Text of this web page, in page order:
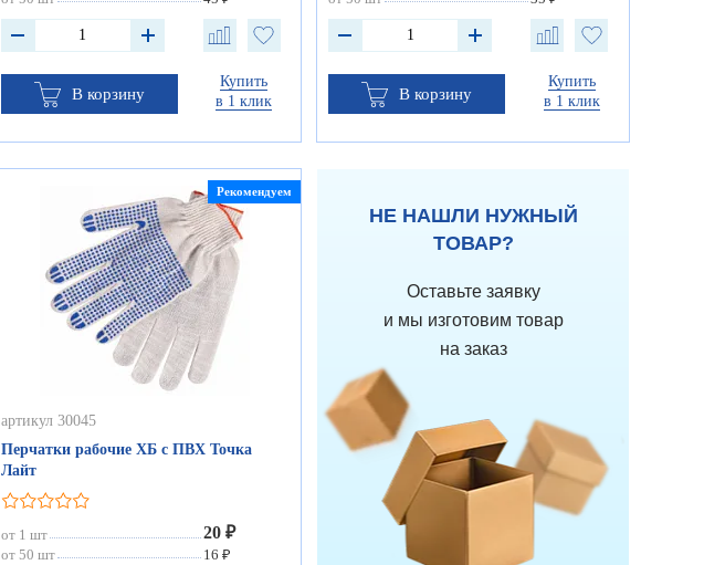
В корзину
Купить
в 1 клик
В корзину
Купить
в 1 клик
Рекомендуем
артикул 30045
Перчатки рабочие ХБ с ПВХ Точка
Лайт
от 1 шт 20 ₽
от 50 шт 16 ₽
НЕ НАШЛИ НУЖНЫЙ
ТОВАР?
Оставьте заявку
и мы изготовим товар
на заказ